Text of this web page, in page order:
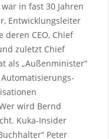
in fast 30 Jahren
Entwicklungsleiter
deren CEO, Chief
zuletzt Chief
als „Außenminister“
wird Bernd
Kuka-Insider
Peter